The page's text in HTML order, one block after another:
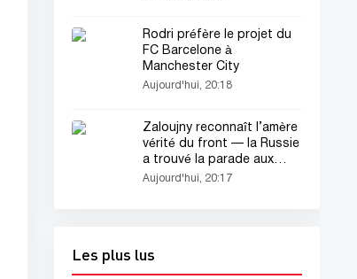
Rodri préfère le projet du
FC Barcelone à
Manchester City
Aujourd'hui, 20:18
Zaloujny reconnaît l’amère
vérité du front — la Russie
a trouvé la parade aux
armes de l’OTAN
Aujourd'hui, 20:17
Les plus lus